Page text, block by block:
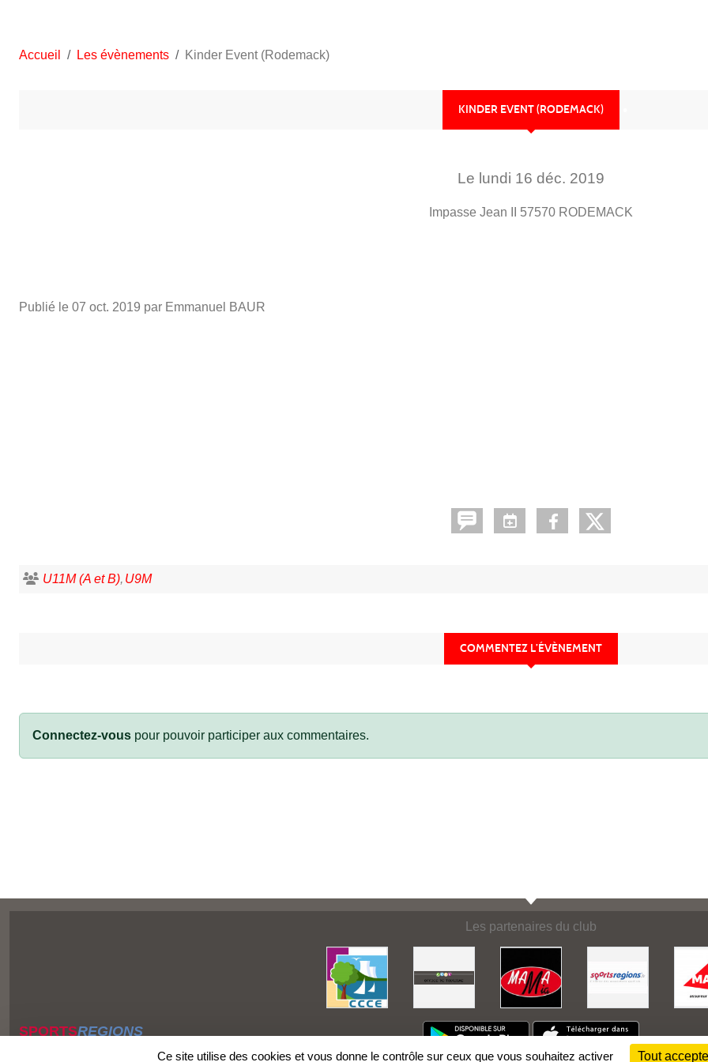
Accueil Les évènements Kinder Event (Rodemack)
KINDER EVENT (RODEMACK)
Le lundi 16 déc. 2019
Impasse Jean II 57570 RODEMACK
Publié le 07 oct. 2019 par Emmanuel BAUR
U11M (A et B) U9M
COMMENTEZ L’ÉVÈNEMENT
Connectez-vous pour pouvoir participer aux commentaires.
Les partenaires du club
SPORTSREGIONS
•
Ce site utilise des cookies et vous donne le contrôle sur ceux que vous souhaitez activer Tout